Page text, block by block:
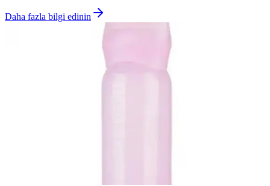
Daha fazla bilgi edinin